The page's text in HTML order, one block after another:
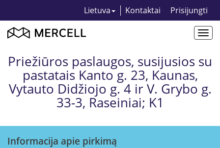
Lietuva Kontaktai Prisijungti
Priežiūros paslaugos, susijusios su
pastatais Kanto g. 23, Kaunas,
Vytauto Didžiojo g. 4 ir V. Grybo g.
33-3, Raseiniai; K1
Informacija apie pirkimą